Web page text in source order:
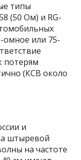
типы
(50 Ом) и RG-
омное или 75-
потерям
(КСВ около
и
штыревой
на частоте